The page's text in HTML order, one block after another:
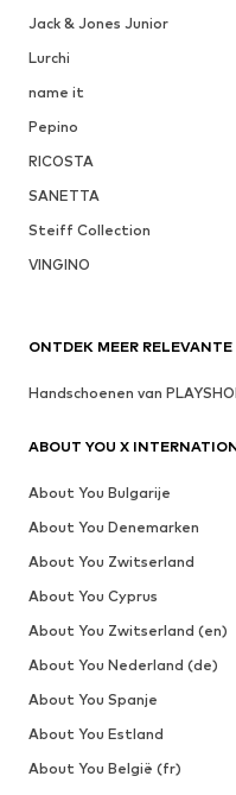
Jack & Jones Junior
Lurchi
name it
Pepino
RICOSTA
SANETTA
Steiff Collection
VINGINO
ONTDEK MEER
Handschoenen van
ABOUT YOU X
About You Bulgarije
About You Denemarken
About You Zwitserland
About You Cyprus
About You Zwitserland (en)
About You Nederland (de)
About You Spanje
About You Estland
About You België (fr)